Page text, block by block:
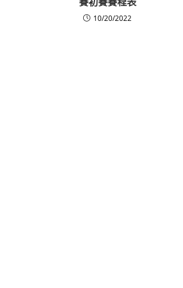
10/20/2022